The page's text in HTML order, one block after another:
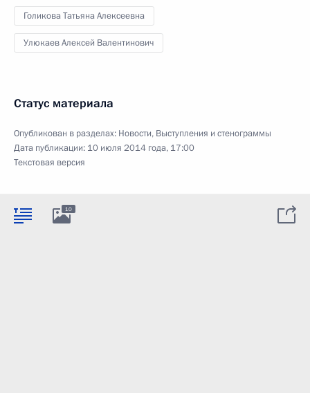
Голикова Татьяна Алексеевна
Улюкаев Алексей Валентинович
Статус материала
Опубликован в разделах: Новости, Выступления и стенограммы
Дата публикации: 10 июля 2014 года, 17:00
Текстовая версия
10